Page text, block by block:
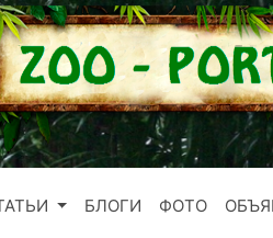
БЛОГИ ФОТО